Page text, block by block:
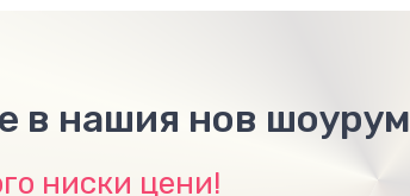
в нашия нов шоурум
ниски цени!